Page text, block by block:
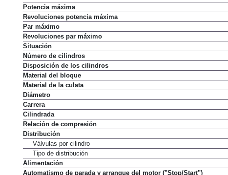
Combustible
Potencia máxima
Revoluciones potencia máxima
Par máximo
Revoluciones par máximo
Situación
Número de cilindros
Disposición de los cilindros
Material del bloque
Material de la culata
Diámetro
Carrera
Cilindrada
Relación de compresión
Distribución
Válvulas por cilindro
Tipo de distribución
Alimentación